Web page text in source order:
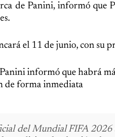
de Panini, informó que
el 11 de junio, con su
informó que habrá
de forma inmediata
del Mundial FIFA